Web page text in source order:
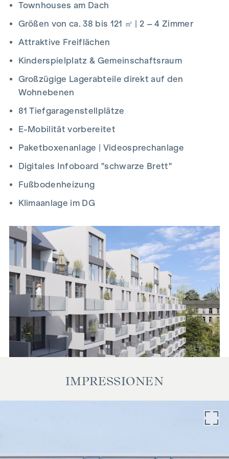
Townhouses am Dach
Größen von ca. 38 bis 121 ㎡ | 2 – 4 Zimmer
Attraktive Freiflächen
Kinderspielplatz & Gemeinschaftsraum
Großzügige Lagerabteile direkt auf den
Wohnebenen
81 Tiefgaragenstellplätze
E-Mobilität vorbereitet
Paketboxenanlage | Videosprechanlage
Digitales Infoboard "schwarze Brett"
Fußbodenheizung
Klimaanlage im DG
IMPRESSIONEN